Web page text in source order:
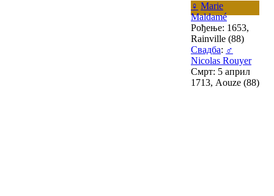
♀ Marie
Maldamé
Рођење: 1653,
Rainville (88)
Свадба: ♂
Nicolas Rouyer
Смрт: 5 април
1713, Aouze (88)